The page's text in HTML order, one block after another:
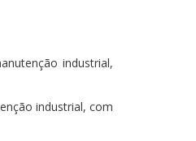
industrial,
industrial, com